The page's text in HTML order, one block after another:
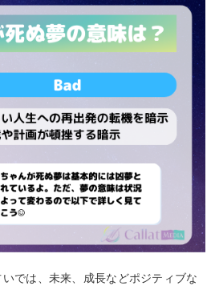
では、未来、成長などポジティブな